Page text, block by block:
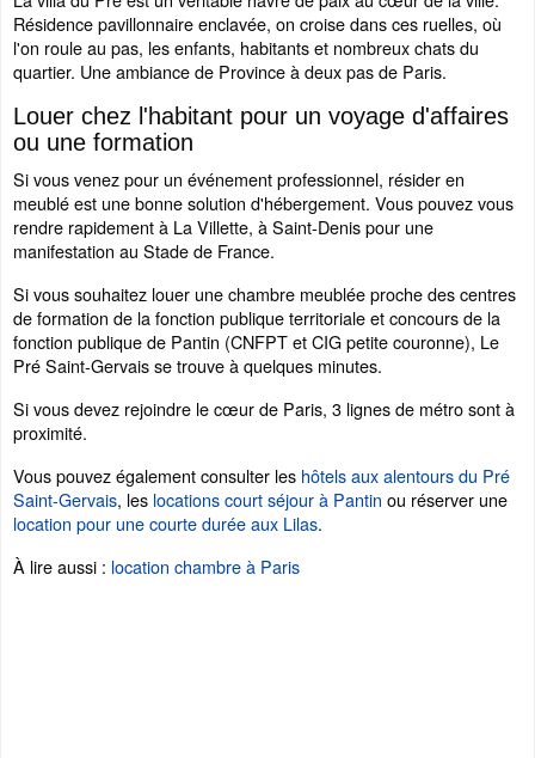
Résidence pavillonnaire enclavée, on croise dans ces ruelles, où
l'on roule au pas, les enfants, habitants et nombreux chats du
quartier. Une ambiance de Province à deux pas de Paris.
Louer chez l'habitant pour un voyage d'affaires
ou une formation
Si vous venez pour un événement professionnel, résider en
meublé est une bonne solution d'hébergement. Vous pouvez vous
rendre rapidement à La Villette, à Saint-Denis pour une
manifestation au Stade de France.
Si vous souhaitez louer une chambre meublée proche des centres
de formation de la fonction publique territoriale et concours de la
fonction publique de Pantin (CNFPT et CIG petite couronne), Le
Pré Saint-Gervais se trouve à quelques minutes.
Si vous devez rejoindre le cœur de Paris, 3 lignes de métro sont à
proximité.
Vous pouvez également consulter les hôtels aux alentours du Pré
Saint-Gervais, les locations court séjour à Pantin ou réserver une
location pour une courte durée aux Lilas.
À lire aussi : location chambre à Paris